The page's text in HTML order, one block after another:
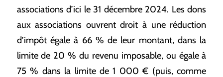
associations d’ici le 31 décembre 2024. Les dons
aux associations ouvrent droit à une réduction
d’impôt égale à 66 % de leur montant, dans la
limite de 20 % du revenu imposable, ou égale à
75 % dans la limite de 1 000 € (puis, comme